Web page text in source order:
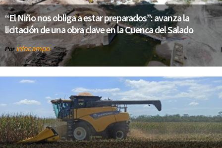
“El Niño nos obliga a estar preparados”: avanza la
licitación de una obra clave en la Cuenca del Salado
Porinfocampo